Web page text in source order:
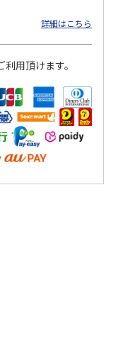
詳細はこちら
用頂けます。